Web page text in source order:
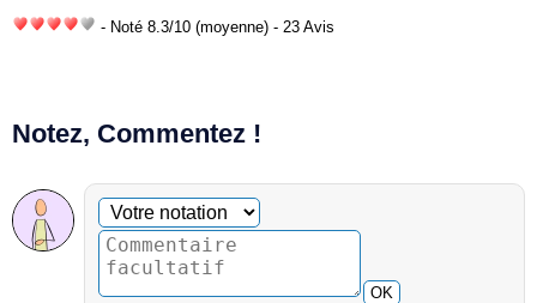
- Noté 8.3/10 (moyenne) - 23 Avis
Notez, Commentez !
Commentaire facultatif
Votre notation
OK